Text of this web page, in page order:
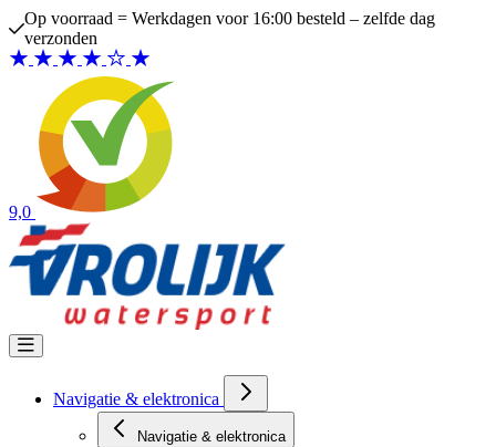
Ga naar de inhoud
Op voorraad = Werkdagen voor 16:00 besteld – zelfde dag
verzonden
9,0
Navigatie & elektronica
Navigatie & elektronica